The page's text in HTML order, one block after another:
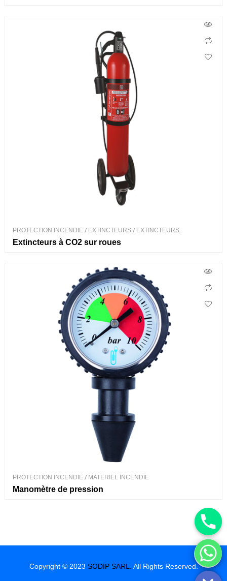
PROTECTION INCENDIE/ EXTINCTEURS/ EXTINCTEURS
PORTABLES
Extincteurs à CO2 sur roues
PROTECTION INCENDIE/ MATERIEL INCENDIE
Manomètre de pression
Copyright © 2023 SODIP SARL. All Rights Reserved.
Hide chaty